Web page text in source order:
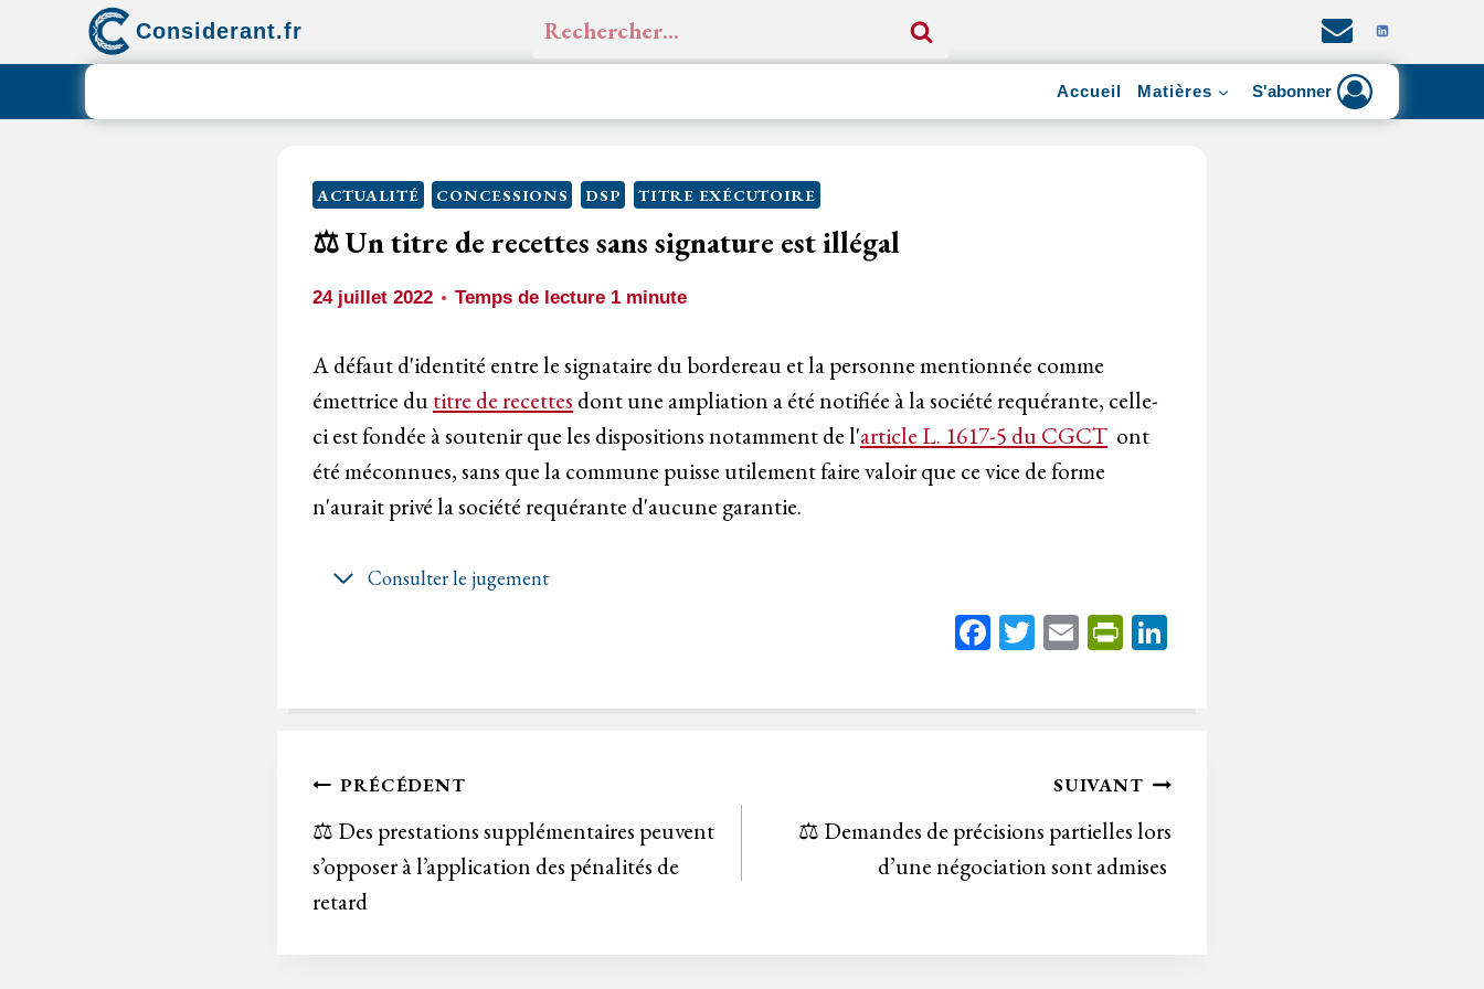
Considerant.fr Rechercher :
Accueil Matières S'abonner
ACTUALITÉ CONCESSIONS DSP TITRE EXÉCUTOIRE
⚖️Un titre de recettes sans signature est illégal
24 juillet 2022 Temps de lecture 1 minute
A défaut d'identité entre le signataire du bordereau et la personne mentionnée comme
émettrice dutitre de recettes dont une ampliation a été notifiée à la société requérante, celle-
ci est fondée à soutenir que les dispositions notamment de l'article L. 1617-5 du CGCT ont
été méconnues, sans que la commune puisse utilement faire valoir que ce vice de forme
n'aurait privé la société requérante d'aucune garantie.
Consulter le jugement
Fa
bo
T
tt
E
ail
Pr
tF
n
dl
y
ed
Navigation
de
l’article
PRÉCÉDENT
⚖️ Des prestations supplémentaires peuvent
s’opposer à l’application des pénalités de
retard
SUIVANT
⚖️ Demandes de précisions partielles lors
d’une négociation sont admises